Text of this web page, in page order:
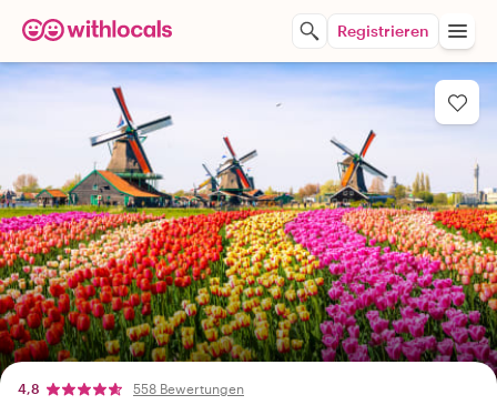
Registrieren
4,8 558 Bewertungen